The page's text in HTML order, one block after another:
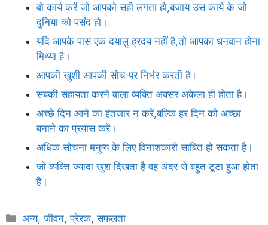
वो कार्य करें जो आपको सही लगता हो,बजाय उस कार्य के जो
दुनिया को पसंद हो।
यदि आपके पास एक दयालु ह्रदय नहीं है,तो आपका धनवान होना
मिथ्या है।
आपकी खुशी आपकी सोच पर निर्भर करती है।
सबकी सहायता करने वाला व्यक्ति अक्सर अकेला ही होता है।
अच्छे दिन आने का इंतजार न करें,बल्कि हर दिन को अच्छा
बनाने का प्रयास करें।
अधिक सोचना मनुष्य के लिए विनाशकारी साबित हो सकता है।
जो व्यक्ति ज्यादा खुश दिखता है वह अंदर से बहुत टूटा हुआ होता
है।
Categories
अन्य,जीवन,प्रेरक,सफलता